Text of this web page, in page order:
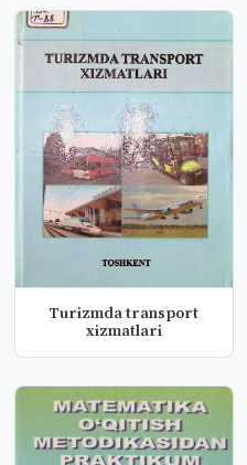
Turizmda transport
xizmatlari